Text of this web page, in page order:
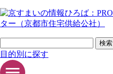
ページの先頭です
検索
目的別に探す